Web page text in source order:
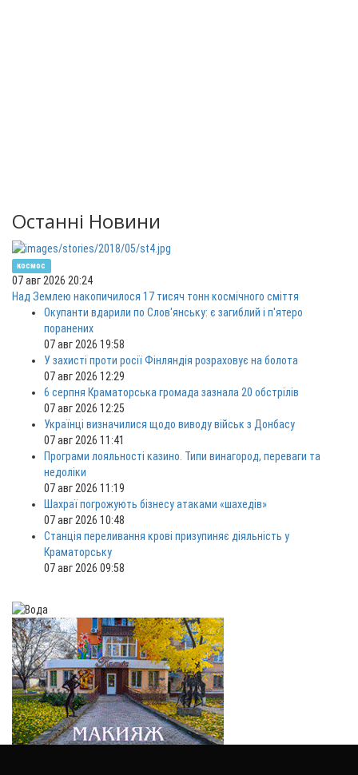
Останні Новини
космос
07 авг 2026 20:24
Над Землею накопичилося 17 тисяч тонн космічного сміття
Окупанти вдарили по Слов'янську: є загиблий і п'ятеро
поранених
07 авг 2026 19:58
У захисті проти росії Фінляндія розраховує на болота
07 авг 2026 12:29
6 серпня Краматорська громада зазнала 20 обстрілів
07 авг 2026 12:25
Українці визначилися щодо виводу військ з Донбасу
07 авг 2026 11:41
Програми лояльності казино. Типи винагород, переваги та
недоліки
07 авг 2026 11:19
Шахраї погрожують бізнесу атаками «шахедів»
07 авг 2026 10:48
Станція переливання крові призупиняє діяльність у
Краматорську
07 авг 2026 09:58